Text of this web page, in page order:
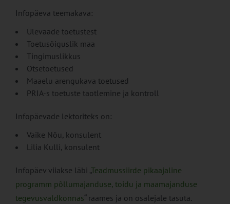
Infopäeva teemakava:
Ülevaade toetustest
Toetusõiguslik maa
Tingimuslikkus
Otsetoetused
Maaelu arengukava toetused
PRIA-s toetuste taotlemine ja kontroll
Infopäevade lektoriteks on:
Vaike Nõu, konsulent
Lilia Kulli, konsulent
Infopäev viiakse läbi „Teadmussiirde pikaajaline
programm põllumajanduse, toidu ja maamajanduse
tegevusvaldkonnas“ raames ja on osalejale tasuta.